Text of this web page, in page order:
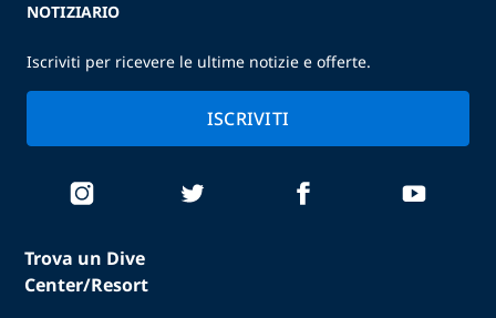
Trova un Dive
Center/Resort
NOTIZIARIO
Iscriviti per ricevere le ultime notizie e offerte.
ISCRIVITI